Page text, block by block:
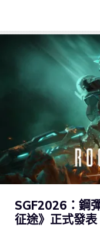
SGF2026：鋼
征途》正式發